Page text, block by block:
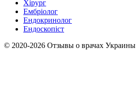
Хірург
Ембріолог
Ендокринолог
Ендоскопіст
© 2020-2026 Отзывы о врачах Украины